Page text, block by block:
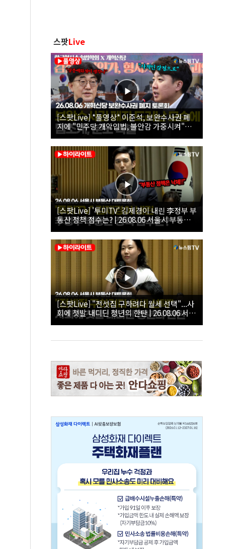
스팟Live
[스팟Live] *풀영상* 이준석, 보완수사권 폐
지에 "민주당 개악입법, 불안감 가중시켜"｜
26.08.06 개혁신당 보완수사권 폐지 토론회
[스팟Live] '투미TV' 김제경이 내린 李정부 부
동산 정책 점수는? | 26.08.06 서울시 부동산
대토론회
[스팟Live] "전셋집 구하려다 월세 선택"...사
회에 첫발 내디딘 청년의 한탄 | 26.08.06 서울
시 부동산 대토론회